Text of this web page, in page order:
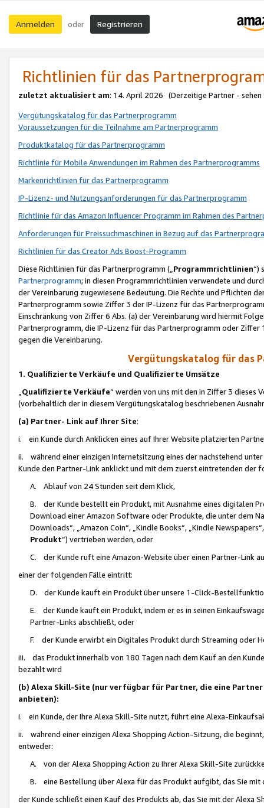
Anmelden oder Registrieren
Richtlinien für das
zuletzt aktualisiert am: 14. April 2026 (Derzeitige Partner - sehen
Vergütungskatalog für das Partnerprogramm
Voraussetzungen für die Teilnahme am Partnerprogramm
Produktkatalog für das Partnerprogramm
Richtlinie für Mobile Anwendungen im Rahmen des Partnerprogramms
Markenrichtlinien für das Partnerprogramm
IP-Lizenz- und Nutzungsanforderungen für das Partnerprogramm
Richtlinie für das Amazon Influencer Programm im Rahmen des
Anforderungen für Preissuchmaschinen in Bezug auf das
Richtlinien für das Creator Ads Boost-Programm
Diese Richtlinien für das Partnerprogramm („Programmrichtlinien“)
Partnerprogramm; in diesen Programmrichtlinien verwendete und
der Vereinbarung zugewiesene Bedeutung. Die Rechte und Pflichten
Partnerprogramm sowie Ziffer 3 der IP-Lizenz für das
Einschränkung von Ziffer 6 Abs. (a) der Vereinbarung wird hiermit
Partnerprogramm, die IP-Lizenz für das Partnerprogramm oder
gegen die Vereinbarung.
Vergütungskatalog für das
1. Qualifizierte Verkäufe und Qualifizierte Umsätze
Qualifizierte Verkäufe“ werden von uns mit den in Ziffer 3
(vorbehaltlich der in diesem Vergütungskatalog beschriebenen
(a) Partner- Link auf Ihrer Site:
i. ein Kunde durch Anklicken eines auf Ihrer Website platzierten
ii. während einer einzigen Internetsitzung eines der nachstehend
Kunde den Partner-Link anklickt und mit dem zuerst eintretenden der
A. Ablauf von 24 Stunden seit dem Klick,
B. der Kunde bestellt ein Produkt, mit Ausnahme eines digitalen
Download einer Amazon Software oder Produkte, die unter dem
Downloads“, „Amazon Coin“, „Kindle Books“, „Kindle
Produkt“) vertrieben werden, oder
C. der Kunde ruft eine Amazon-Website über einen Partner-Link
einer der folgenden Fälle eintritt:
D. der Kunde kauft ein Produkt über unsere 1-Click-
E. der Kunde kauft ein Produkt, indem er es in seinen
Partner-Links abschließt, oder
F. der Kunde erwirbt ein Digitales Produkt durch Streaming oder
iii. das Produkt innerhalb von 180 Tagen nach dem Kauf an den
bezahlt wird
(b) Alexa Skill-Site (nur verfügbar für Partner, die eine
anbieten):
i. ein Kunde, der Ihre Alexa Skill-Site nutzt, führt eine Alexa-
ii. während einer einzigen Alexa Shopping Action-Sitzung, die
entweder:
A. von der Alexa Shopping Action zu Ihrer Alexa Skill-Site
B. eine Bestellung über Alexa für das Produkt aufgibt, das Sie mit
der Kunde schließt einen Kauf des Produkts ab, das Sie mit der Alexa